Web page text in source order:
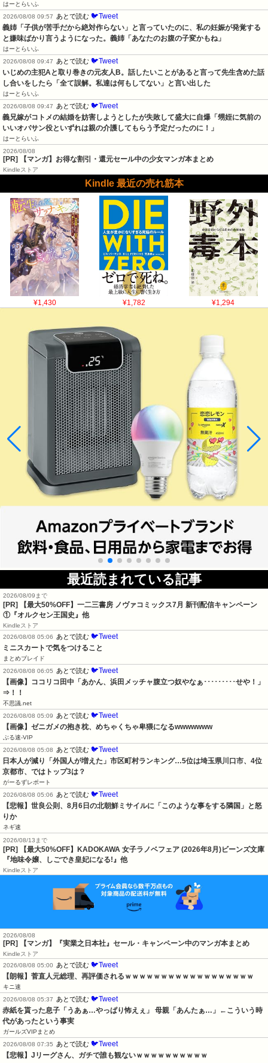
はーとらいふ
2026/08/08 09:57
あとで読む 🐦Tweet
義姉「子供が苦手だから絶対作らない」と言っていたのに、私の妊娠が発覚する
と嫌味ばかり言うようになった。義姉「あなたのお腹の子変かもね」
はーとらいふ
2026/08/08 09:47
あとで読む 🐦Tweet
いじめの主犯Aと取り巻きの元友人B。話したいことがあると言って先生含めた話
し合いをしたら「全て誤解。私達は何もしてない」と言い出した
はーとらいふ
2026/08/08 09:47
あとで読む 🐦Tweet
義兄嫁がコトメの結婚を妨害しようとしたが失敗して盛大に自爆「甥姪に気前の
いいオバサン役といずれは親の介護してもらう予定だったのに！」
はーとらいふ
2026/08/08
[PR] 【マンガ】お得な割引・還元セール中の少女マンガ本まとめ
Kindleストア
Kindle 最近の売れ筋本
¥1,430 ¥1,782 ¥1,294
最近読まれている記事
2026/08/09まで
[PR] 【最大50%OFF】一二三書房 ノヴァコミックス7月 新刊配信キャンペーン
①『オルクセン王国史』他
Kindleストア
2026/08/08 05:06
あとで読む 🐦Tweet
ミニスカートで気をつけること
まとめブレイド
2026/08/08 06:05
あとで読む 🐦Tweet
【画像】ココリコ田中「あかん、浜田メッチャ腹立つ奴やなぁ･････････せや！」
⇒！！
不思議.net
2026/08/08 05:09
あとで読む 🐦Tweet
【画像】ゼニガメの抱き枕、めちゃくちゃ卑猥になるwwwwwww
ぶる速-VIP
2026/08/08 05:08
あとで読む 🐦Tweet
日本人が減り「外国人が増えた」市区町村ランキング…5位は埼玉県川口市、4位
京都市、ではトップ3は？
がーるずレポート
2026/08/08 05:06
あとで読む 🐦Tweet
【悲報】世良公則、8月6日の北朝鮮ミサイルに「このような事をする隣国」と怒
りか
ネギ速
2026/08/13まで
[PR] 【最大50%OFF】KADOKAWA 女子ラノベフェア (2026年8月)ビーンズ文庫
『地味令嬢、しごでき皇妃になる!』他
Kindleストア
2026/08/08
[PR] 【マンガ】『実業之日本社』セール・キャンペーン中のマンガ本まとめ
Kindleストア
2026/08/08 05:00
あとで読む 🐦Tweet
【朗報】菅直人元総理、再評価されるｗｗｗｗｗｗｗｗｗｗｗｗｗｗｗｗｗｗ
キニ速
2026/08/08 05:37
あとで読む 🐦Tweet
赤紙を貰った息子「うあぁ…やっぱり怖えぇ」 母親「あんたぁ…」←こういう時
代があったという事実
ガールズVIPまとめ
2026/08/08 07:35
あとで読む 🐦Tweet
【悲報】Jリーグさん、ガチで誰も観ないｗｗｗｗｗｗｗｗｗｗ